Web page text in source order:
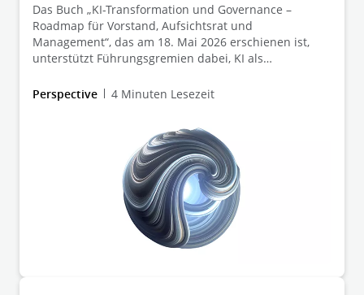
Das Buch „KI-Transformation und Governance –
Roadmap für Vorstand, Aufsichtsrat und
Management“, das am 18. Mai 2026 erschienen ist,
unterstützt Führungsgremien dabei, KI als
Transformation aktiv zu gestalten.
Perspective 4 Minuten Lesezeit